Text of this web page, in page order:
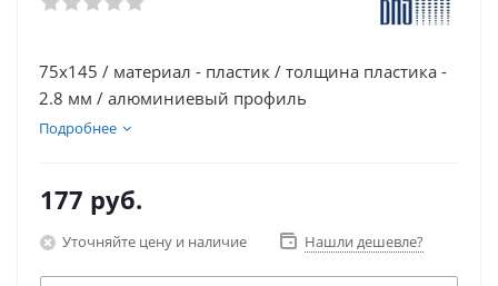
75х145 / материал - пластик / толщина пластика -
2.8 мм / алюминиевый профиль
Подробнее
177 руб.
Уточняйте цену и наличие Нашли дешевле?